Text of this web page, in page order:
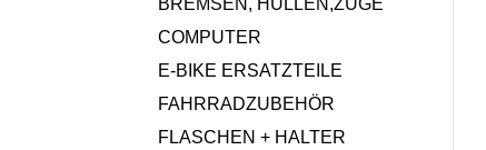
BREMSEN, HÜLLEN,ZÜGE
COMPUTER
E-BIKE ERSATZTEILE
FAHRRADZUBEHÖR
FLASCHEN + HALTER